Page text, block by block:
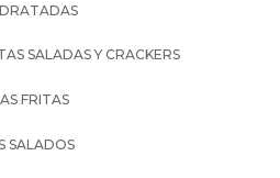
SALADAS Y CRACKERS
FRITAS
SALADOS